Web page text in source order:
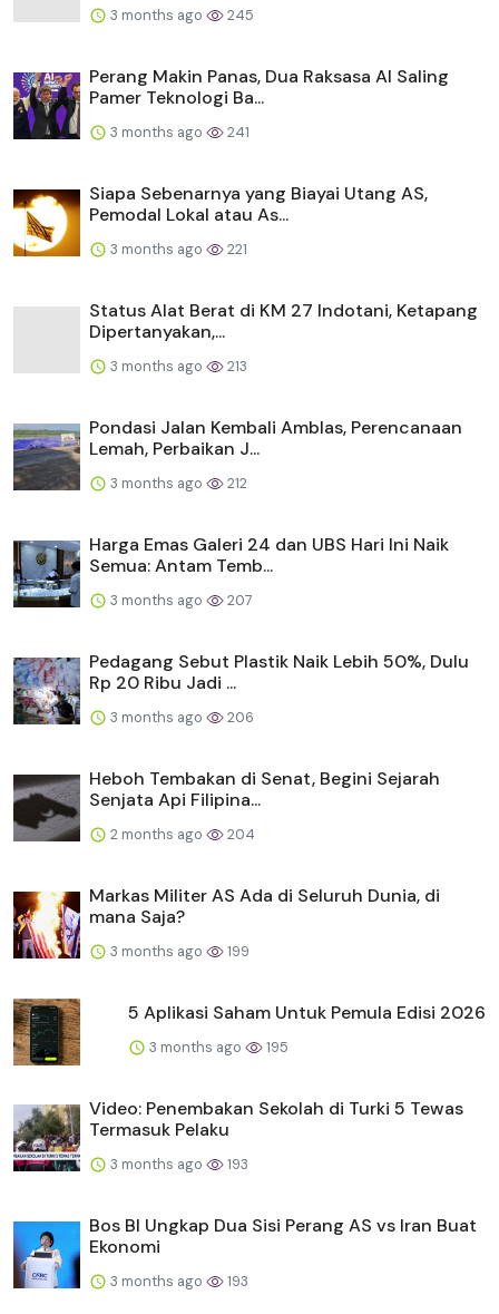
3 months ago 245
Perang Makin Panas, Dua Raksasa AI Saling
Pamer Teknologi Ba...
3 months ago 241
Siapa Sebenarnya yang Biayai Utang AS,
Pemodal Lokal atau As...
3 months ago 221
Status Alat Berat di KM 27 Indotani, Ketapang
Dipertanyakan,...
3 months ago 213
Pondasi Jalan Kembali Amblas, Perencanaan
Lemah, Perbaikan J...
3 months ago 212
Harga Emas Galeri 24 dan UBS Hari Ini Naik
Semua: Antam Temb...
3 months ago 207
Pedagang Sebut Plastik Naik Lebih 50%, Dulu
Rp 20 Ribu Jadi ...
3 months ago 206
Heboh Tembakan di Senat, Begini Sejarah
Senjata Api Filipina...
2 months ago 204
Markas Militer AS Ada di Seluruh Dunia, di
mana Saja?
3 months ago 199
5 Aplikasi Saham Untuk Pemula Edisi 2026
3 months ago 195
Video: Penembakan Sekolah di Turki 5 Tewas
Termasuk Pelaku
3 months ago 193
Bos BI Ungkap Dua Sisi Perang AS vs Iran Buat
Ekonomi
3 months ago 193